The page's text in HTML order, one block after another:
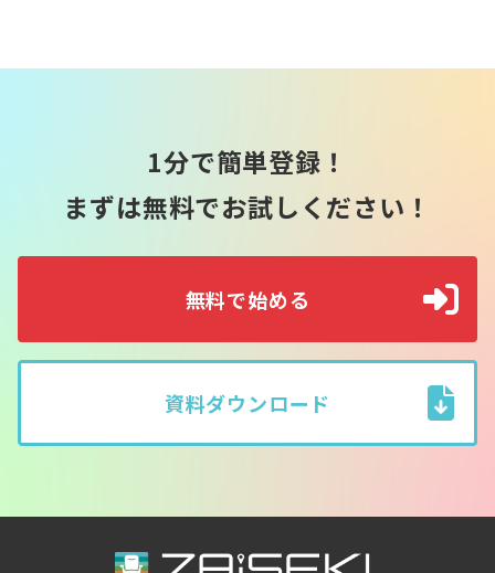
1分で簡単登録！
まずは無料でお試しください！
無料で始める
資料ダウンロード